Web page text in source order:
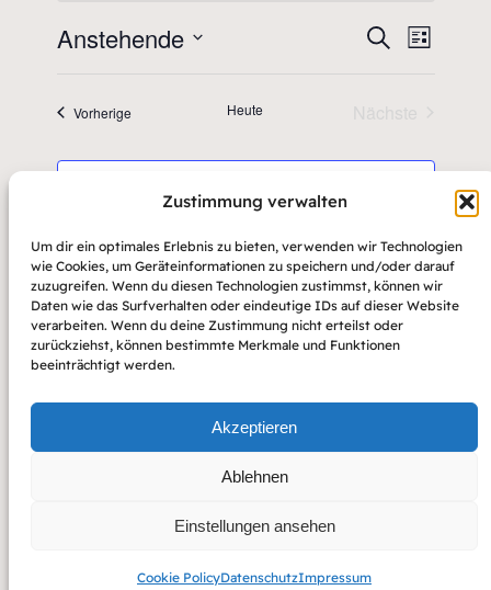
Zustimmung verwalten
Um dir ein optimales Erlebnis zu bieten, verwenden wir Technologien
wie Cookies, um Geräteinformationen zu speichern und/oder darauf
zuzugreifen. Wenn du diesen Technologien zustimmst, können wir
Daten wie das Surfverhalten oder eindeutige IDs auf dieser Website
verarbeiten. Wenn du deine Zustimmung nicht erteilst oder
zurückziehst, können bestimmte Merkmale und Funktionen
beeinträchtigt werden.
Akzeptieren
Ablehnen
Einstellungen ansehen
Cookie PolicyDatenschutzImpressum
SucheListe
Anstehende
VorherigeVeranstaltungen Heute